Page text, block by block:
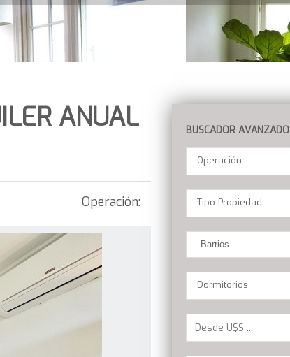
ANUAL
Operación:
BUSCADOR AVANZADO
Operación
Operación
Location
Tipo Propiedad
Barrios
Dormitorios
Dormitorios